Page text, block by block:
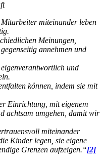
miteinander leben
Meinungen,
annehmen und
und
können, indem sie mit
Einrichtung, mit eigenem
achtsam umgehen, damit wir
miteinander
Kinder legen, sie eigene
Grenzen aufzeigen.“[2]